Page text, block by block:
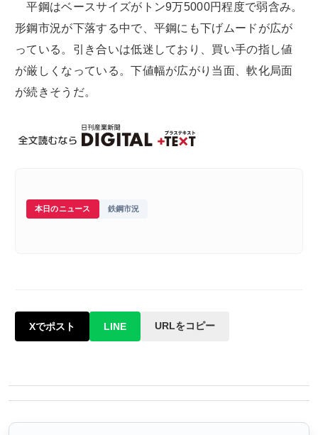
平鋼はベースサイズがトン9万5000円程度で弱含み。
形鋼市況が下落する中で、平鋼にも下げムードが広が
っている。引き合いは低迷しており、買い手の指し値
が厳しくなっている。下値幅が広がり当面、軟化局面
が続きそうだ。
本日のニュース 鉄鋼市況
Xでポスト LINE URLをコピー